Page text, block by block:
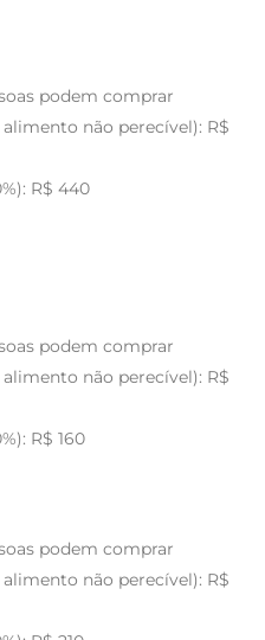
podem comprar
não perecível): R$
R$ 440
podem comprar
não perecível): R$
R$ 160
podem comprar
não perecível): R$